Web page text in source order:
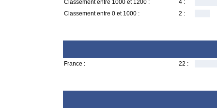
Classement entre 1000 et 1200 :
4 :
Classement entre 0 et 1000 :
2 :
France : 22 :